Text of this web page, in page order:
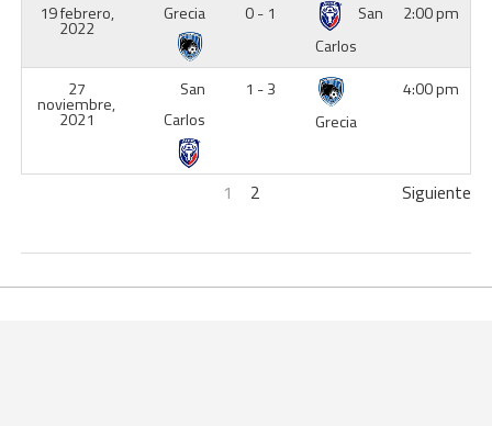
19 febrero,
2022
Grecia 0 - 1
San
Carlos
2:00 pm
27
noviembre,
2021
San
Carlos
1 - 3
Grecia
4:00 pm
1 2 Siguiente